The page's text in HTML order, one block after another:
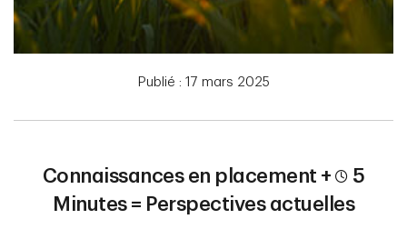
Publié : 17 mars 2025
Connaissances en placement +
5
Minutes = Perspectives actuelles